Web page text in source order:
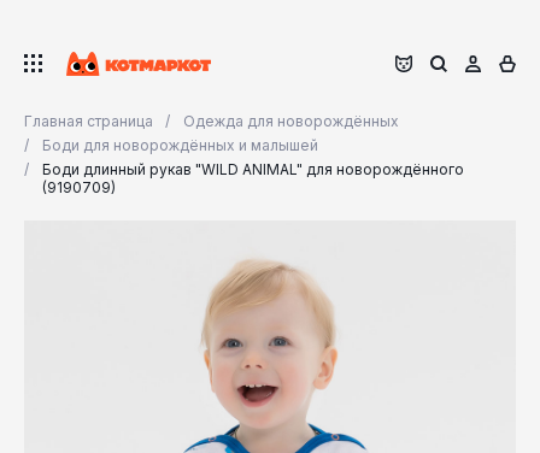
Главная страница
Одежда для новорождённых
Боди для новорождённых и малышей
Боди длинный рукав "WILD ANIMAL" для новорождённого
(9190709)